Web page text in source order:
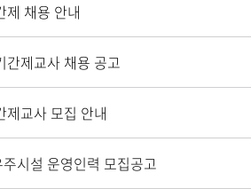
제 채용 안내
간제교사 채용 공고
제교사 모집 안내
시설 운영인력 모집공고